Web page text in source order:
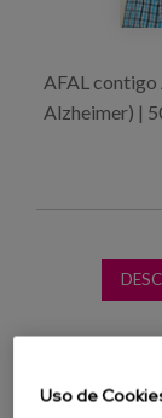
AFAL contigo
Alzheimer) |
Uso de